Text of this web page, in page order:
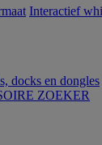
Interactief
docks en dongles
ZOEKER